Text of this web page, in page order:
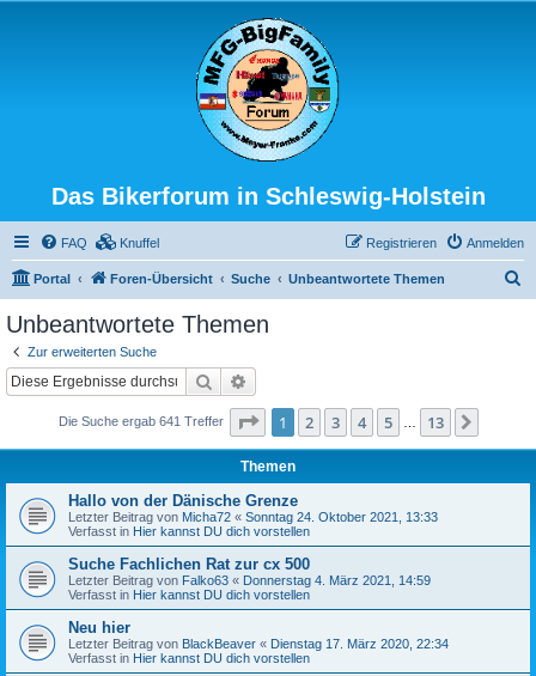
Das Bikerforum in Schleswig-Holstein
FAQ Knuffel Anmelden
Registrieren
Portal Foren-Übersicht Suche Unbeantwortete Themen
Unbeantwortete Themen
Zur erweiterten Suche
Suche
Die Suche ergab 641 Treffer Seite 1von 13
1 2 3 4 5 13
Themen
Hallo von der Dänische Grenze
Letzter Beitrag von Micha72 « Sonntag 24. Oktober 2021, 13:33
Verfasst in Hier kannst DU dich vorstellen
Suche Fachlichen Rat zur cx 500
Letzter Beitrag von Falko63 « Donnerstag 4. März 2021, 14:59
Verfasst in Hier kannst DU dich vorstellen
Neu hier
Letzter Beitrag von BlackBeaver « Dienstag 17. März 2020, 22:34
Verfasst in Hier kannst DU dich vorstellen